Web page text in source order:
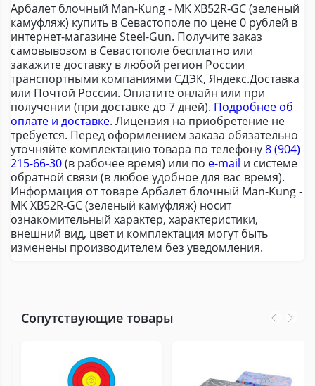
Арбалет блочный Man-Kung - MK XB52R-GC (зеленый
камуфляж) купить в Севастополе по цене 0 рублей в
интернет-магазине Steel-Gun. Получите заказ
самовывозом в Севастополе бесплатно или
закажите доставку в любой регион России
транспортными компаниями СДЭК, Яндекс.Доставка
или Почтой России. Оплатите онлайн или при
получении (при доставке до 7 дней). Подробнее об
оплате и доставке. Лицензия на приобретение не
требуется. Перед оформлением заказа обязательно
уточняйте комплектацию товара по телефону8 (904)
215-66-30(в рабочее время) или по e-mail и системе
обратной связи (в любое удобное для вас время).
Информация от товаре Арбалет блочный Man-Kung -
MK XB52R-GC (зеленый камуфляж) носит
ознакомительный характер, характеристики,
внешний вид, цвет и комплектация могут быть
изменены производителем без уведомления.
Сопутствующие товары